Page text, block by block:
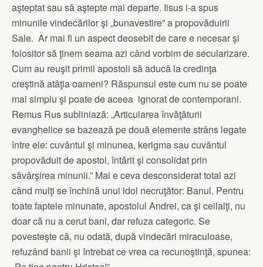
aşteptat sau să aştepte mai departe. Iisus i-a spus
minunile vindecărilor şi „bunavestire” a propovăduirii
Sale. Ar mai fi un aspect deosebit de care e necesar şi
folositor să ţinem seama azi când vorbim de secularizare.
Cum au reuşit primii apostoli să aducă la credinţa
creştină atâţia oameni? Răspunsul este cum nu se poate
mai simplu şi poate de aceea ignorat de contemporani.
Remus Rus subliniază: „Articularea învăţăturii
evanghelice se bazează pe două elemente strâns legate
între ele: cuvântul şi minunea, kerigma sau cuvântul
propovăduit de apostol, întărit şi consolidat prin
săvârşirea minunii.” Mai e ceva desconsiderat total azi
când mulţi se închină unui idol necruţător: Banul. Pentru
toate faptele minunate, apostolul Andrei, ca şi ceilalţi, nu
doar că nu a cerut bani, dar refuza categoric. Se
povesteşte că, nu odată, după vindecări miraculoase,
refuzând banii şi întrebat ce vrea ca recunoştinţă, spunea: